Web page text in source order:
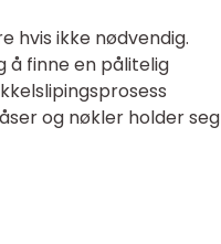
hvis ikke nødvendig.
å finne en pålitelig
og nøkler holder seg